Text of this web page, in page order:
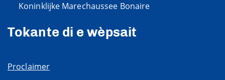
Koninklijke Marechaussee Bonaire
Tokante di e wèpsait
Proclaimer